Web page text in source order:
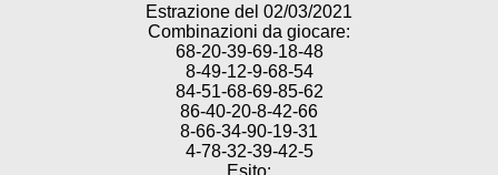
Estrazione del 02/03/2021
Combinazioni da giocare:
68-20-39-69-18-48
8-49-12-9-68-54
84-51-68-69-85-62
86-40-20-8-42-66
8-66-34-90-19-31
4-78-32-39-42-5
Esito: